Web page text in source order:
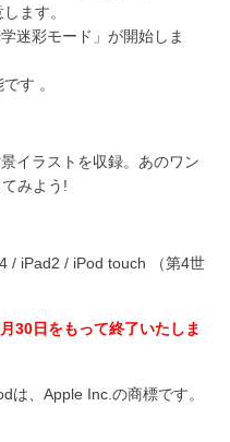
ます。
迷彩モード」が開始しま
す 。
イラストを収録。あのワン
みよう!
/ iPad2 / iPod touch （第4世
30日をもって終了いたしま
、Apple Inc.の商標です。